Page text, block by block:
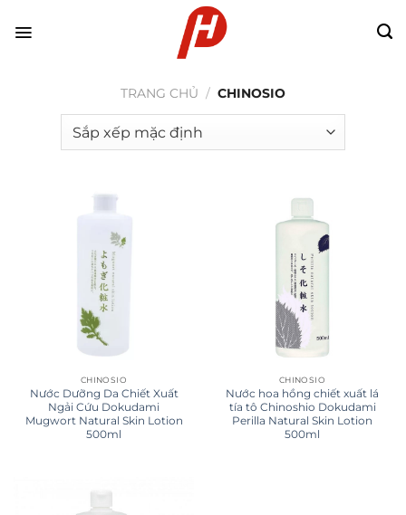
đến
TRANG CHỦ / CHINOSIO
CHINOSIO
Nước Dưỡng Da Chiết Xuất
Ngải Cứu Dokudami
Mugwort Natural Skin Lotion
500ml
CHINOSIO
Nước hoa hồng chiết xuất lá
tía tô Chinoshio Dokudami
Perilla Natural Skin Lotion
500ml